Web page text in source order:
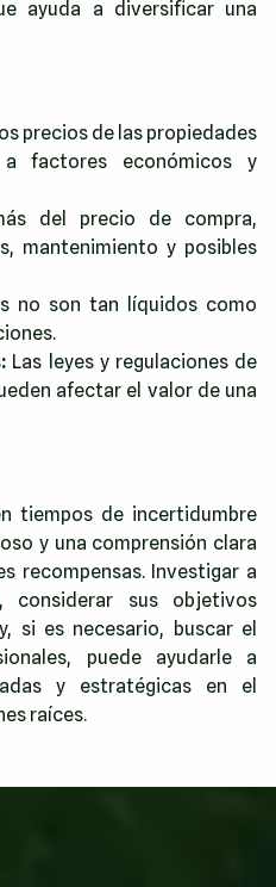
ayuda a diversificar una
precios de las propiedades
factores económicos y
del precio de compra,
mantenimiento y posibles
no son tan líquidos como
Las leyes y regulaciones de
afectar el valor de una
tiempos de incertidumbre
y una comprensión clara
recompensas. Investigar a
sus objetivos
si es necesario, buscar el
puede ayudarle a
y estratégicas en el
raíces.